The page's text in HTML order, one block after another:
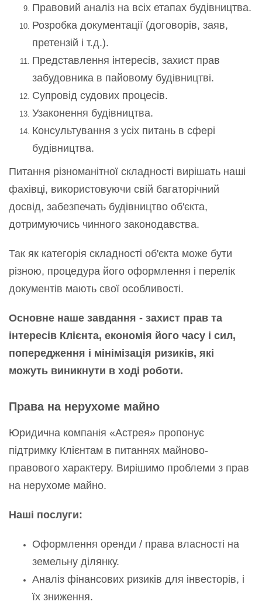
Правовий аналіз на всіх етапах будівництва.
Розробка документації (договорів, заяв,
претензій і т.д.).
Представлення інтересів, захист прав
забудовника в пайовому будівництві.
Супровід судових процесів.
Узаконення будівництва.
Консультування з усіх питань в сфері
будівництва.
Питання різноманітної складності вирішать наші
фахівці, використовуючи свій багаторічний
досвід, забезпечать будівництво об'єкта,
дотримуючись чинного законодавства.
Так як категорія складності об'єкта може бути
різною, процедура його оформлення і перелік
документів мають свої особливості.
Основне наше завдання - захист прав та
інтересів Клієнта, економія його часу і сил,
попередження і мінімізація ризиків, які
можуть виникнути в ході роботи.
Права на нерухоме майно
Юридична компанія «Астрея» пропонує
підтримку Клієнтам в питаннях майново-
правового характеру. Вирішимо проблеми з прав
на нерухоме майно.
Наші послуги:
Оформлення оренди / права власності на
земельну ділянку.
Аналіз фінансових ризиків для інвесторів, і
їх зниження.